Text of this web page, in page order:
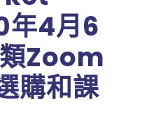
4月6
Zoom
購和課